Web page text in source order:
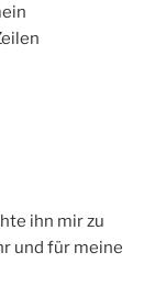
ihn mir zu
und für meine